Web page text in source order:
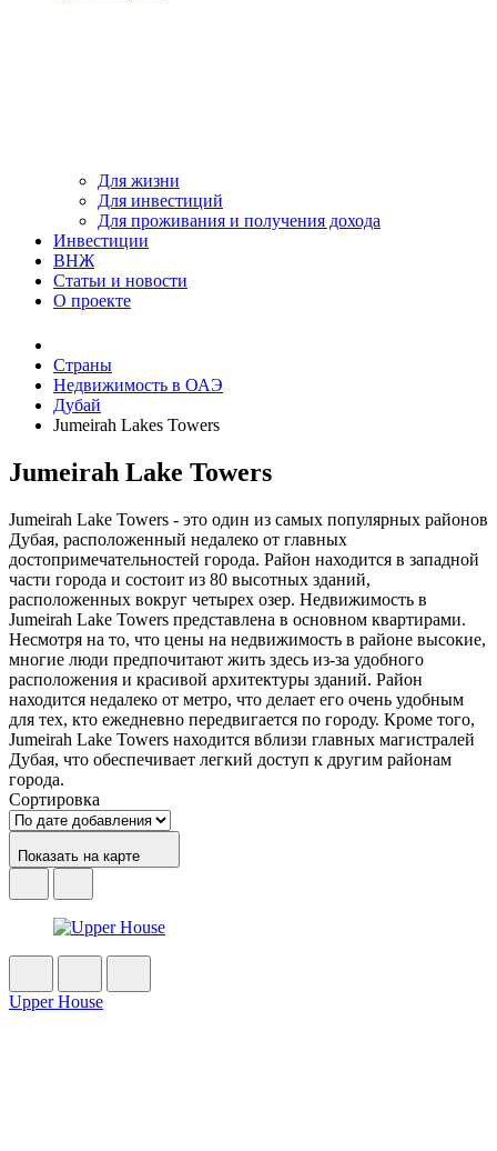
Для жизни
Для инвестиций
Для проживания и получения дохода
Инвестиции
ВНЖ
Статьи и новости
О проекте
Страны
Недвижимость в ОАЭ
Дубай
Jumeirah Lakes Towers
Jumeirah Lake Towers
Jumeirah Lake Towers - это один из самых популярных районов
Дубая, расположенный недалеко от главных
достопримечательностей города. Район находится в западной
части города и состоит из 80 высотных зданий,
расположенных вокруг четырех озер. Недвижимость в
Jumeirah Lake Towers представлена в основном квартирами.
Несмотря на то, что цены на недвижимость в районе высокие,
многие люди предпочитают жить здесь из-за удобного
расположения и красивой архитектуры зданий. Район
находится недалеко от метро, что делает его очень удобным
для тех, кто ежедневно передвигается по городу. Кроме того,
Jumeirah Lake Towers находится вблизи главных магистралей
Дубая, что обеспечивает легкий доступ к другим районам
города.
Сортировка
Показать на карте
Upper House